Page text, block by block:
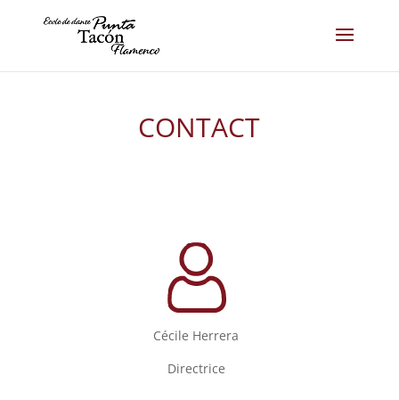
CONTACT
Cécile Herrera
Directrice